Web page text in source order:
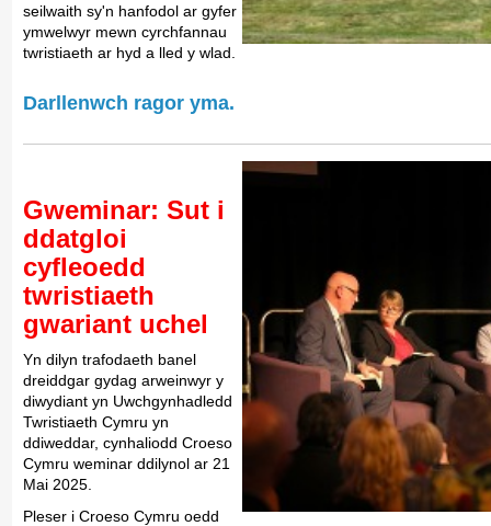
seilwaith sy'n hanfodol ar gyfer
ymwelwyr mewn cyrchfannau
twristiaeth ar hyd a lled y wlad.
Darllenwch ragor yma.
Gweminar: Sut i
ddatgloi
cyfleoedd
twristiaeth
gwariant uchel
Yn dilyn trafodaeth banel
dreiddgar gydag arweinwyr y
diwydiant yn Uwchgynhadledd
Twristiaeth Cymru yn
ddiweddar, cynhaliodd Croeso
Cymru weminar ddilynol ar 21
Mai 2025.
Pleser i Croeso Cymru oedd